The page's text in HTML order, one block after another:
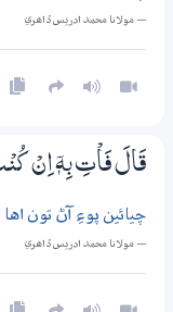
— مولانا محمد ادريس ڏاھري
قَالَ فَاْتِ بِهٖٓ اِنْ
چيائين پوءِ آڻ تون
— مولانا محمد ادريس ڏاھري